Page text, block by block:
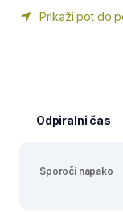
Prikaži pot do
Odpiralni čas
Sporoči napako